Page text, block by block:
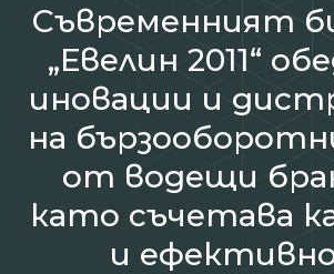
Съвременният
„Евелин 2011“
иновации и
на
от водещи
като съчетава
и